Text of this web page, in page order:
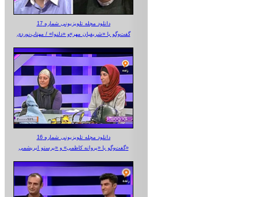
دانلود مجله تلویزیونی شماره 17
گفت‌وگو با «شریفیان مهر»‌و «دلنوا» / مهتاب‌نوردی
دانلود مجله تلویزیونی شماره 16
گفت‌وگو با «پروانه کاظمی» و «پرستو‌ ابریشمی»